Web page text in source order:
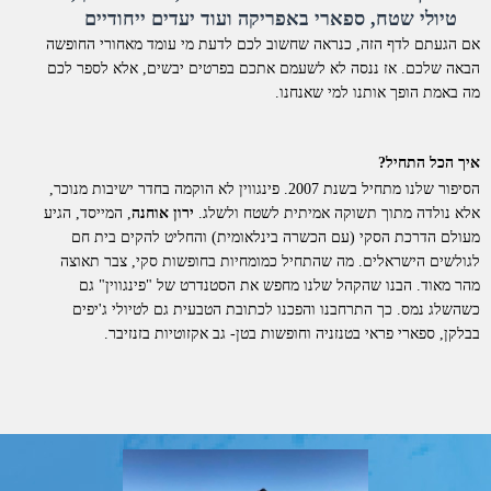
טיולי שטח, ספארי באפריקה ועוד יעדים ייחודיים
אם הגעתם לדף הזה, כנראה שחשוב לכם לדעת מי עומד מאחורי החופשה
הבאה שלכם. אז ננסה לא לשעמם אתכם בפרטים יבשים, אלא לספר לכם
מה באמת הופך אותנו למי שאנחנו.
איך הכל התחיל?
הסיפור שלנו מתחיל בשנת 2007. פינגווין לא הוקמה בחדר ישיבות מנוכר,
אלא נולדה מתוך תשוקה אמיתית לשטח ולשלג. ירון אוחנה , המייסד, הגיע
מעולם הדרכת הסקי (עם הכשרה בינלאומית) והחליט להקים בית חם
לגולשים הישראלים. מה שהתחיל כמומחיות בחופשות סקי, צבר תאוצה
מהר מאוד. הבנו שהקהל שלנו מחפש את הסטנדרט של "פינגווין" גם
כשהשלג נמס. כך התרחבנו והפכנו לכתובת הטבעית גם לטיולי ג'יפים
בבלקן, ספארי פראי בטנזניה וחופשות בטן- גב אקזוטיות בזנזיבר.
רשמית בארגון התעופה הבינלאומיIATA. כל החופשות שאנו מציעים
מוצעות ללקוחות בשיווק ישיר.
מה זה אומר מבחינתכם?